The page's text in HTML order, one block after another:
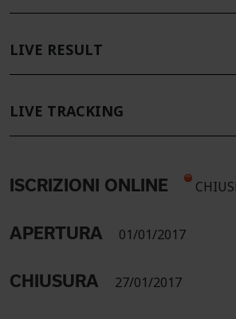
LIVE RESULT
LIVE TRACKING
ISCRIZIONI ONLINE
APERTURA 01/01/2017
CHIUSURA 27/01/2017